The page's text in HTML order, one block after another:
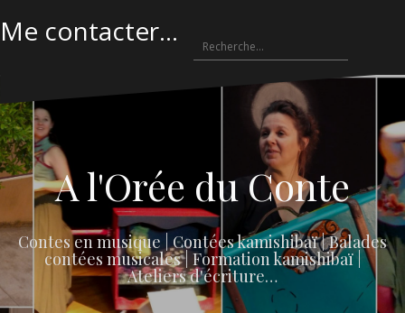
Me contacter...
A l'Orée du Conte
Contes en musique | Contées kamishibaï | Balades
contées musicales | Formation kamishibaï |
Ateliers d'écriture…